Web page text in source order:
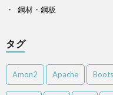
鋼材・鋼板
タグ
Amon2 Apache